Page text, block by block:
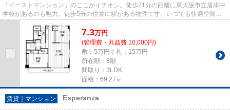
「イーストマンション」のここがイチオシ。徒歩21分の距離に東大阪市立盾津中
学校があるのも魅力。徒歩5分の位置に駅がある物件です。いつでも快適空間を
味わえる通風良好な気持ちよい...
7.3万円
(管理費・共益費 10,000円)
敷：5万円｜礼：15万円
所在階：8階
間取り：3LDK
面積：69.27㎡
賃貸｜マンション Esperanza